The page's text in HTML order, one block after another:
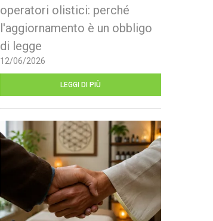
operatori olistici: perché
l'aggiornamento è un obbligo
di legge
12/06/2026
LEGGI DI PIÙ